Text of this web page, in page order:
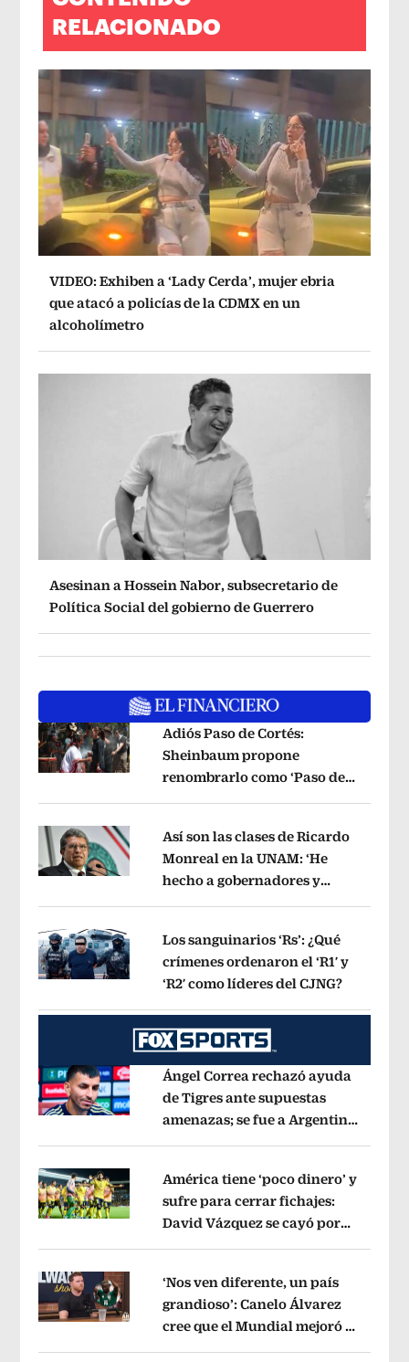
RELACIONADO
VIDEO: Exhiben a ‘Lady Cerda’, mujer ebria
que atacó a policías de la CDMX en un
alcoholímetro
Asesinan a Hossein Nabor, subsecretario de
Política Social del gobierno de Guerrero
Opens in new window
Adiós Paso de Cortés:
Sheinbaum propone
renombrarlo como ‘Paso de
Opens in new window
Así son las clases de Ricardo
Monreal en la UNAM: ‘He
hecho a gobernadores y
Opens in new window
Los sanguinarios ‘Rs’: ¿Qué
crímenes ordenaron el ‘R1′ y
‘R2′ como líderes del CJNG?Opens in
Opens in new window
Ángel Correa rechazó ayuda
de Tigres ante supuestas
amenazas; se fue a Argentina
Opens in new window
América tiene ‘poco dinero’ y
sufre para cerrar fichajes:
David Vázquez se cayó por
Opens in new window
‘Nos ven diferente, un país
grandioso’: Canelo Álvarez
cree que el Mundial mejoró la